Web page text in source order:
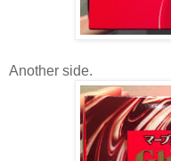
Another side.